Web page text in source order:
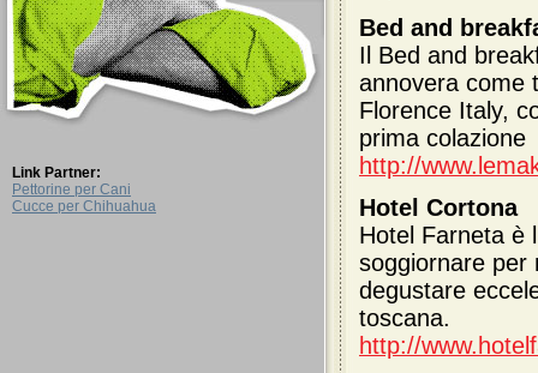
Link Partner:
Pettorine per Cani
Cucce per Chihuahua
Bed and
Il Bed and
annovera come
Florence Italy,
prima colazione
http://
Hotel Cortona
Hotel Farneta è
soggiornare per
degustare
toscana.
http://